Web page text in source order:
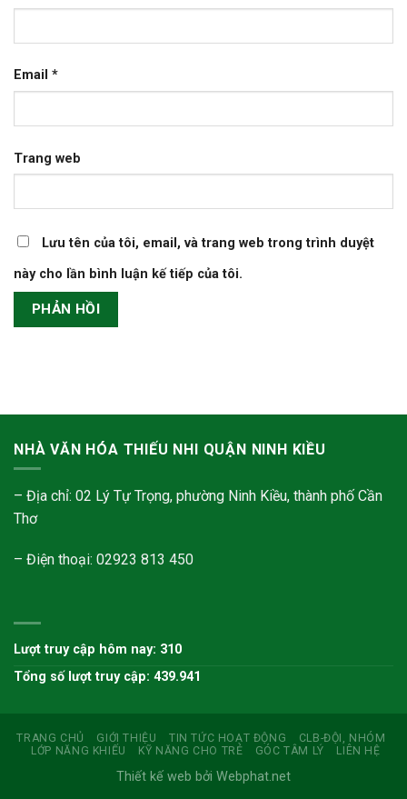
Email *
Trang web
Lưu tên của tôi, email, và trang web trong trình duyệt
này cho lần bình luận kế tiếp của tôi.
NHÀ VĂN HÓA THIẾU NHI QUẬN NINH KIỀU
– Địa chỉ: 02 Lý Tự Trọng, phường Ninh Kiều, thành phố Cần
Thơ
– Điện thoại: 02923 813 450
Lượt truy cập hôm nay: 310
Tổng số lượt truy cập: 439.941
TRANG CHỦ GIỚI THIỆU TIN TỨC HOẠT ĐỘNG
CLB-ĐỘI, NHÓM
LỚP NĂNG KHIẾU
KỸ NĂNG CHO TRẺ GÓC TÂM LÝ LIÊN HỆ
Thiết kế web bởi Webphat.net